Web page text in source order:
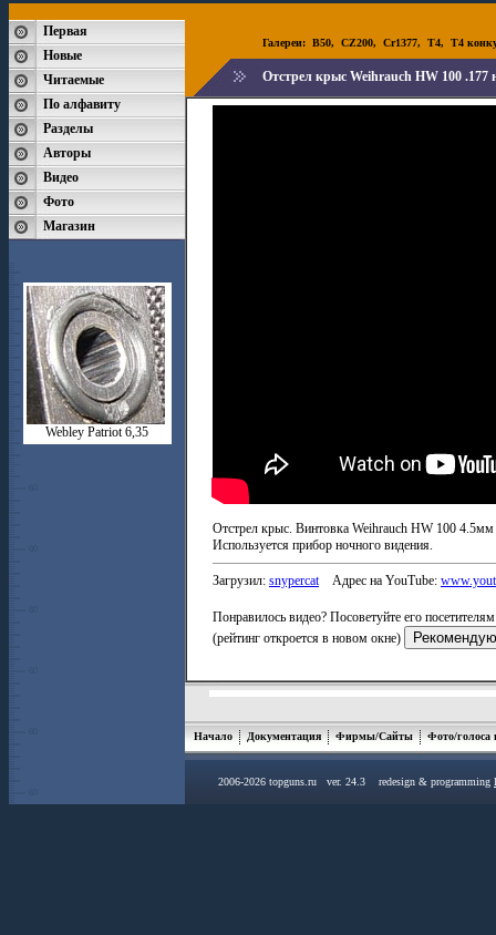
Первая
Новые
Читаемые
По алфавиту
Разделы
Авторы
Видео
Фото
Магазин
Webley Patriot 6,35
Галереи: B50, CZ200, Cr1377, T4, T4
Отстрел крыс Weihrauch HW 100 .177
Отстрел крыс. Винтовка Weihrauch HW 100 4.5мм
Используется прибор ночного видения.
Загрузил: snypercatАдрес на YouTube:
Понравилось видео? Посоветуйте его посетителям
(рейтинг откроется в новом окне)
Начало Документация Фирмы/Сайты Фото/голоса
2006-2026 topguns.ru ver. 24.3 redesign & programming